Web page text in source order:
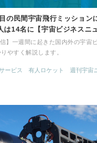
の民間宇宙飛行ミッション
は14名に【宇宙ビジネスニュ
】一週間に起きた国内外の宇宙
やすく解説します。
ービス 有人ロケット 週刊宇宙